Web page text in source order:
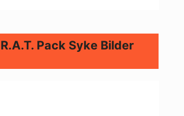
Pack Syke Bilder